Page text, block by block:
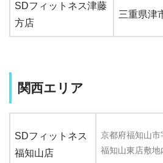
SDフィットネス津藤
方店
三重県津
関西エリア
SDフィットネス
福知山店
京都府福知山
福知山東店敷地